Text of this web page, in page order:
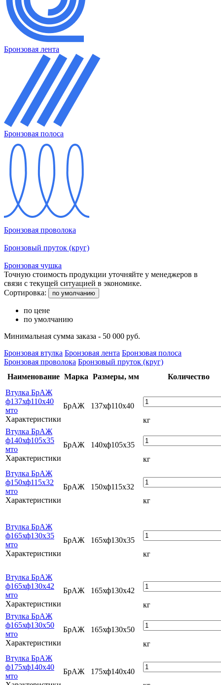
Бронзовая лента
Бронзовая полоса
Бронзовая проволока
Бронзовый пруток (круг)
Бронзовая чушка
Точную стоимость продукции уточняйте у менеджеров в
связи с текущей ситуацией в экономике.
Сортировка:
по умолчанию
по цене
по умолчанию
Минимальная сумма заказа - 50 000 руб.
Бронзовая втулка Бронзовая лента Бронзовая полоса
Бронзовая проволока Бронзовый пруток (круг)
Наименование Марка Размеры, мм
Количество
Втулка БрАЖ
ф137хф110х40
мто
Характеристики
БрАЖ
137хф110х40
кг
Втулка БрАЖ
ф140хф105х35
мто
Характеристики
БрАЖ
140хф105х35
кг
Втулка БрАЖ
ф150хф115х32
мто
Характеристики
БрАЖ
150хф115х32
кг
Втулка БрАЖ
ф165хф130х35
мто
Характеристики
БрАЖ
165хф130х35
кг
Втулка БрАЖ
ф165хф130х42
мто
Характеристики
БрАЖ
165хф130х42
кг
Втулка БрАЖ
ф165хф130х50
мто
Характеристики
БрАЖ
165хф130х50
кг
Втулка БрАЖ
ф175хф140х40
мто
БрАЖ
175хф140х40